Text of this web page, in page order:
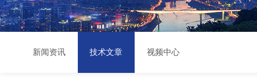
新闻资讯 技术文章 视频中心